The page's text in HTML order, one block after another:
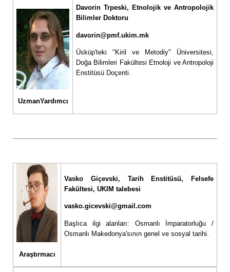
UzmanYardımcı
Davorin Trpeski, Etnolojik ve Antropolojik
Bilimler Doktoru
davorin@pmf.ukim.mk
Üsküp'teki "Kiril ve Metodiy" Üniversitesi,
Doğa Bilimleri Fakültesi Etnoloji ve Antropoloji
Enstitüsü Doçenti.
Araştırmacı
Vasko Giçevski, Tarih Enstitüsü, Felsefe
Fakültesi, UKIM talebesi
vasko.gicevski@gmail.com
Başlıca ilgi alanları: Osmanlı İmparatorluğu /
Osmanlı Makedonya'sının genel ve sosyal tarihi.